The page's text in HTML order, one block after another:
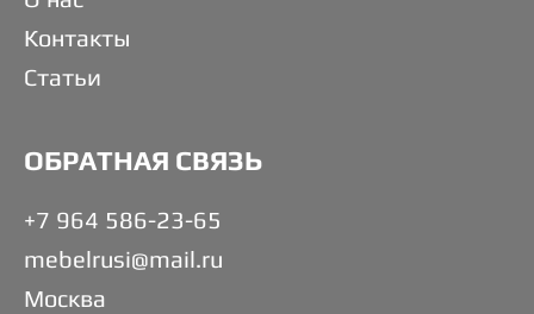
Контакты
Статьи
ОБРАТНАЯ СВЯЗЬ
+7 964 586-23-65
mebelrusi@mail.ru
Москва